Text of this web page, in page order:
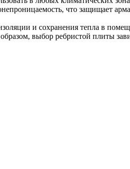
что защищает
и сохранения тепла в
выбор ребристой плиты